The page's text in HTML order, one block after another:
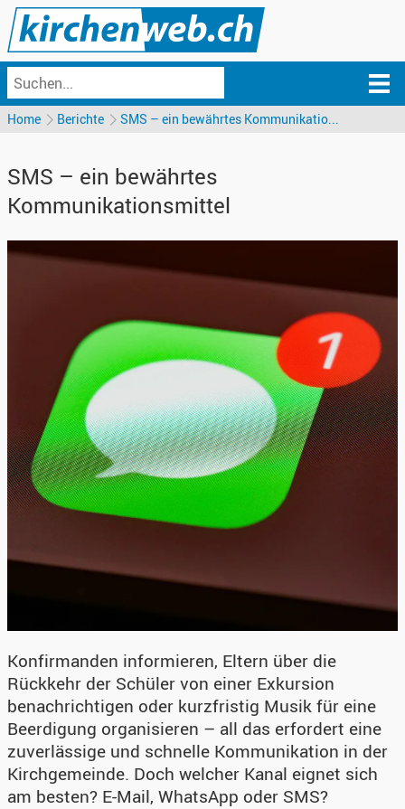
Home Berichte SMS – ein bewährtes Kommunikatio...
SMS – ein bewährtes
Kommunikationsmittel
Konfirmanden informieren, Eltern über die
Rückkehr der Schüler von einer Exkursion
benachrichtigen oder kurzfristig Musik für eine
Beerdigung organisieren – all das erfordert eine
zuverlässige und schnelle Kommunikation in der
Kirchgemeinde. Doch welcher Kanal eignet sich
am besten? E-Mail, WhatsApp oder SMS?